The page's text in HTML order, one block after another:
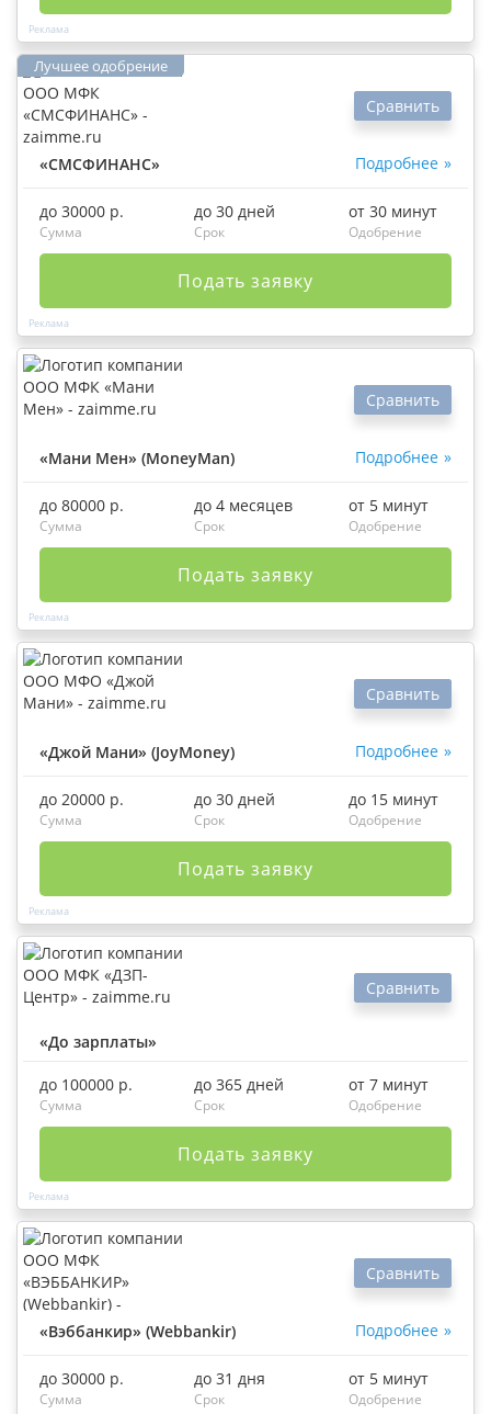
«СМСФИНАНС» Подробнее
Сравнить
до 30000 р.
Сумма
до 30 дней
Срок
от 30 минут
Одобрение
Подать заявку
«Мани Мен» (MoneyMan) Подробнее
Сравнить
до 80000 р.
Сумма
до 4 месяцев
Срок
от 5 минут
Одобрение
Подать заявку
«Джой Мани» (JoyMoney) Подробнее
Сравнить
до 20000 р.
Сумма
до 30 дней
Срок
до 15 минут
Одобрение
Подать заявку
«До зарплаты»
Сравнить
до 100000 р.
Сумма
до 365 дней
Срок
от 7 минут
Одобрение
Подать заявку
«Вэббанкир» (Webbankir) Подробнее
Сравнить
до 30000 р.
Сумма
до 31 дня
Срок
от 5 минут
Одобрение